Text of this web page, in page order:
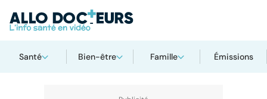
Santé Bien-être Famille Émissions